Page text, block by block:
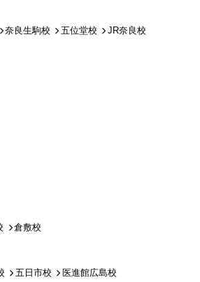
奈良生駒校 五位堂校
JR奈良校
倉敷校
五日市校 医進館広島校